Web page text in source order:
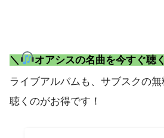
＼
オアシスの名曲を今すぐ聴
ライブアルバムも、サブスクの
聴くのがお得です！